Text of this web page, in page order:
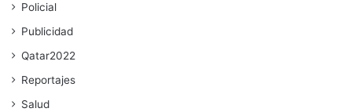
Policial
Publicidad
Qatar2022
Reportajes
Salud